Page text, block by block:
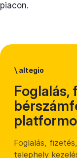
piacon.
\ altegio
Foglalás,
Foglalás,
telephely